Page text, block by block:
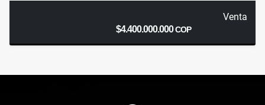
Venta
$4.400.000.000COP